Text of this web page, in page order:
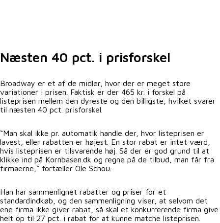
Næsten 40 pct. i prisforskel
Broadway er et af de midler, hvor der er meget store
variationer i prisen. Faktisk er der 465 kr. i forskel på
listeprisen mellem den dyreste og den billigste, hvilket svarer
til næsten 40 pct. prisforskel.
“Man skal ikke pr. automatik handle der, hvor listeprisen er
lavest, eller rabatten er højest. En stor rabat er intet værd,
hvis listeprisen er tilsvarende høj. Så der er god grund til at
klikke ind på Kornbasen.dk og regne på de tilbud, man får fra
firmaerne,” fortæller Ole Schou.
Han har sammenlignet rabatter og priser for et
standardindkøb, og den sammenligning viser, at selvom det
ene firma ikke giver rabat, så skal et konkurrerende firma give
helt op til 27 pct. i rabat for at kunne matche listeprisen.